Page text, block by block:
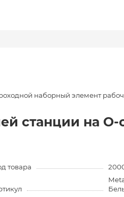
наборный элемент
станции на
товара